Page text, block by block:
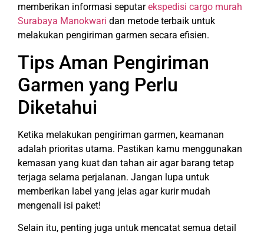
memberikan informasi seputarekspedisi cargo murah
Surabaya Manokwari dan metode terbaik untuk
melakukan pengiriman garmen secara efisien.
Tips Aman Pengiriman
Garmen yang Perlu
Diketahui
Ketika melakukan pengiriman garmen, keamanan
adalah prioritas utama. Pastikan kamu menggunakan
kemasan yang kuat dan tahan air agar barang tetap
terjaga selama perjalanan. Jangan lupa untuk
memberikan label yang jelas agar kurir mudah
mengenali isi paket!
Selain itu, penting juga untuk mencatat semua detail